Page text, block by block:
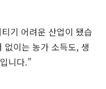
기 어려운 산업이 됐습
없이는 농가 소득도, 생
니다.”